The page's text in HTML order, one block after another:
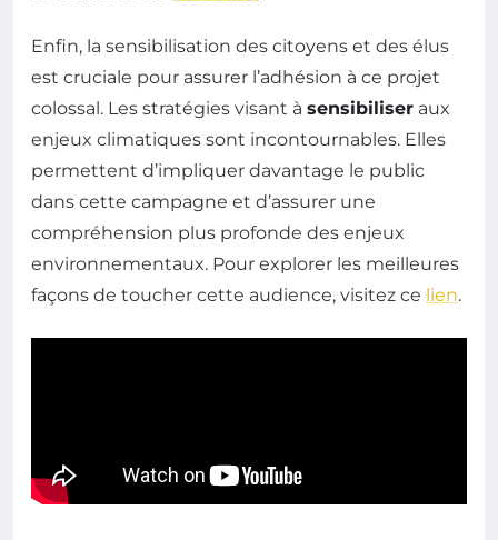
Enfin, la sensibilisation des citoyens et des élus
est cruciale pour assurer l’adhésion à ce projet
colossal. Les stratégies visant à sensibiliser aux
enjeux climatiques sont incontournables. Elles
permettent d’impliquer davantage le public
dans cette campagne et d’assurer une
compréhension plus profonde des enjeux
environnementaux. Pour explorer les meilleures
façons de toucher cette audience, visitez ce lien.